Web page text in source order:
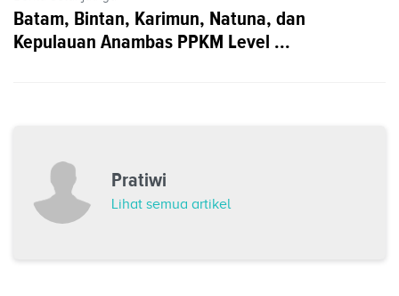
Batam, Bintan, Karimun, Natuna, dan
Kepulauan Anambas PPKM Level ...
Pratiwi
Lihat semua artikel